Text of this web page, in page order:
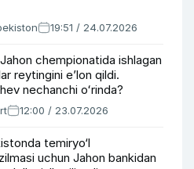
19:51 / 24.07.2026
chempionatida ishlagan
reytingini eʼlon qildi.
nechanchi oʻrinda?
12:00 / 23.07.2026
temiryo‘l
uchun Jahon bankidan